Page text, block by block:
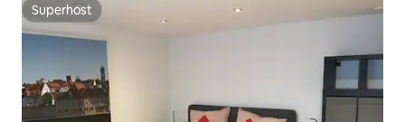
Superhost
Superhost